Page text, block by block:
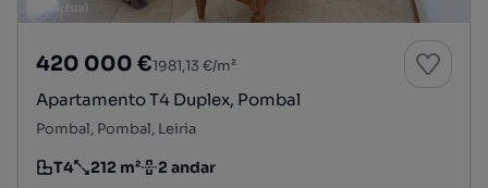
420 000 €1981,13 €/m²
Apartamento T4 Duplex, Pombal
Pombal, Pombal, Leiria
Tipologia
T4
Preço por metro quadrado
212 m²
Andar 2 andar